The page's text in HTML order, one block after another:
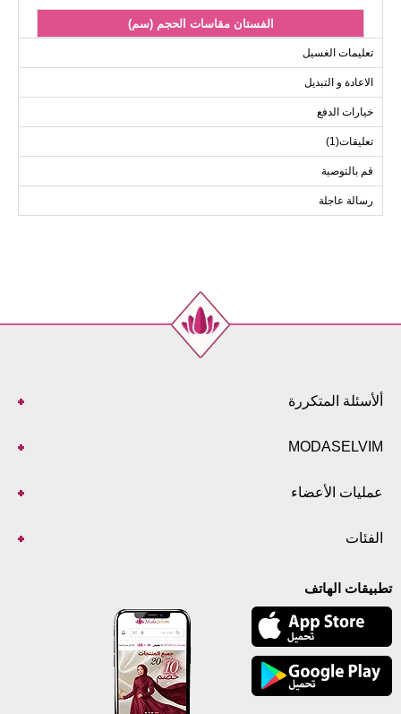
الفستان مقاسات الحجم (سم)
الحجم
40
98
132
48
114
132
تعليمات الغسيل
الاعادة و التبديل
خيارات الدفع
تعليقات(1)
قم بالتوصية
رسالة عاجلة
ألأسئلة المتكررة
MODASELVIM
عمليات الأعضاء
الفئات
تطبيقات الهاتف